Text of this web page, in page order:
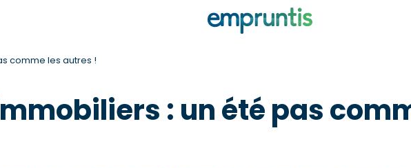
comme les autres !
: un été pas